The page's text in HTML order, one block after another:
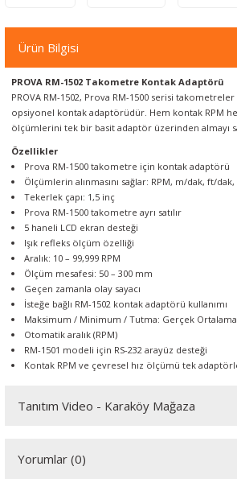
Cihazları
Ürün Bilgisi
PROVA RM-1502 Takometre Kontak Adaptörü
PROVA RM-1502, Prova RM-1500 serisi
opsiyonel kontak adaptörüdür. Hem kontak RPM
ölçümlerini tek bir basit adaptör üzerinden almayı
Özellikler
Prova RM-1500 takometre için kontak adaptörü
Ölçümlerin alınmasını sağlar: RPM, m/dak, ft/
Tekerlek çapı: 1,5 inç
Prova RM-1500 takometre ayrı satılır
5 haneli LCD ekran desteği
Işık refleks ölçüm özelliği
Aralık: 10 – 99,999 RPM
Ölçüm mesafesi: 50 – 300 mm
Geçen zamanla olay sayacı
İsteğe bağlı RM-1502 kontak adaptörü kullanımı
Maksimum / Minimum / Tutma: Gerçek Ortalama
Otomatik aralık (RPM)
RM-1501 modeli için RS-232 arayüz desteği
Kontak RPM ve çevresel hız ölçümü tek
Tanıtım Video - Karaköy Mağaza
Yorumlar (0)